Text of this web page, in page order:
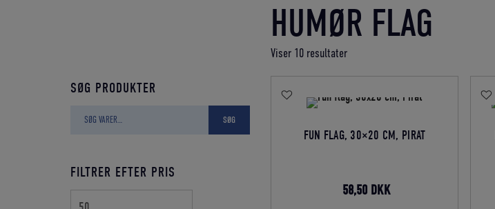
HUMØR FLAG
Viser 10 resultaterSorteret
efter
FUN FLAG, 30×20 CM, PIRAT
Den
58,50 DKKDen
SØG PRODUKTER
efter:
SØG
FILTRER EFTER PRIS
Mindste